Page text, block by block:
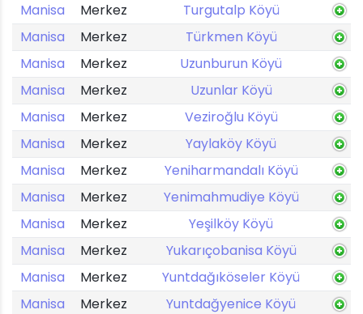
Manisa
Merkez
Turgutalp Köyü
Manisa
Merkez
Türkmen Köyü
Manisa
Merkez
Uzunburun Köyü
Manisa
Merkez
Uzunlar Köyü
Manisa
Merkez
Veziroğlu Köyü
Manisa
Merkez
Yaylaköy Köyü
Manisa
Merkez
Yeniharmandalı Köyü
Manisa
Merkez
Yenimahmudiye Köyü
Manisa
Merkez
Yeşilköy Köyü
Manisa
Merkez
Yukarıçobanisa Köyü
Manisa
Merkez
Yuntdağıköseler Köyü
Manisa
Merkez Yuntdağyenice Köyü